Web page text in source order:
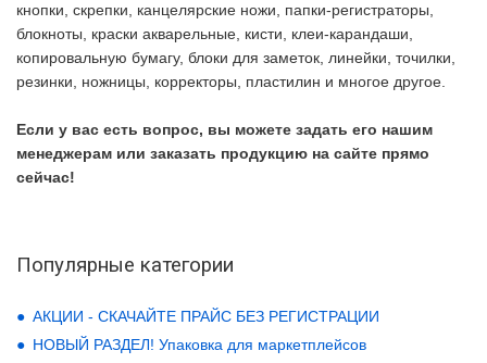
кнопки, скрепки, канцелярские ножи, папки-регистраторы,
блокноты, краски акварельные, кисти, клеи-карандаши,
копировальную бумагу, блоки для заметок, линейки, точилки,
резинки, ножницы, корректоры, пластилин и многое другое.
Если у вас есть вопрос, вы можете задать его нашим
менеджерам или заказать продукцию на сайте прямо
сейчас!
Популярные категории
АКЦИИ - СКАЧАЙТЕ ПРАЙС БЕЗ РЕГИСТРАЦИИ
НОВЫЙ РАЗДЕЛ! Упаковка для маркетплейсов